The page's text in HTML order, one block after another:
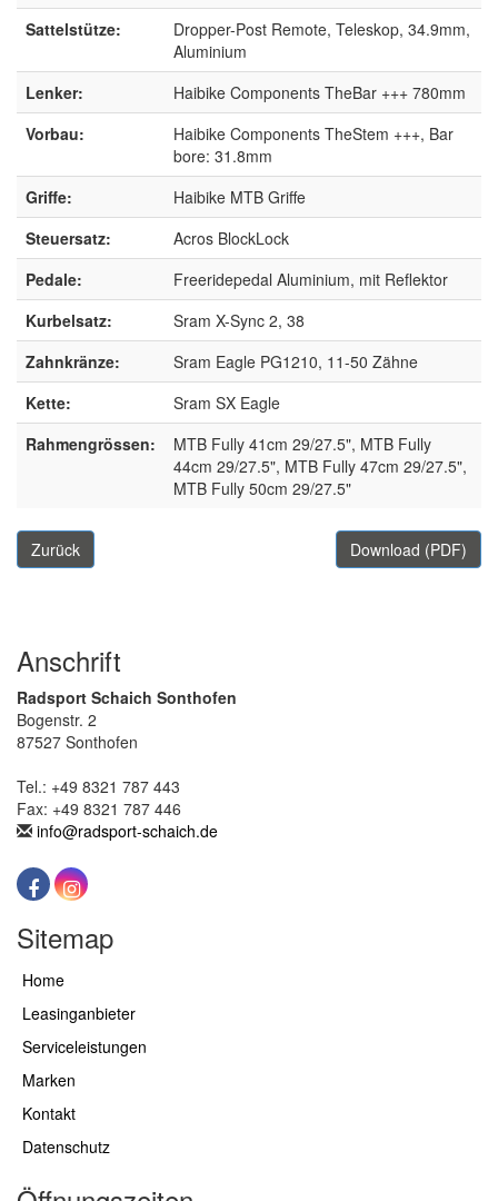
Sattelstütze:
Dropper-Post Remote, Teleskop, 34.9mm,
Aluminium
Lenker:
Haibike Components TheBar +++ 780mm
Vorbau:
Haibike Components TheStem +++, Bar
bore: 31.8mm
Griffe:
Haibike MTB Griffe
Steuersatz:
Acros BlockLock
Pedale:
Freeridepedal Aluminium, mit Reflektor
Kurbelsatz:
Sram X-Sync 2, 38
Zahnkränze:
Sram Eagle PG1210, 11-50 Zähne
Kette:
Sram SX Eagle
Rahmengrössen:
MTB Fully 41cm 29/27.5", MTB Fully
44cm 29/27.5", MTB Fully 47cm 29/27.5",
MTB Fully 50cm 29/27.5"
Zurück Download (PDF)
Anschrift
Radsport Schaich Sonthofen
Bogenstr. 2
87527 Sonthofen
Tel.: +49 8321 787 443
Fax: +49 8321 787 446
info@radsport-schaich.de
Sitemap
Home
Leasinganbieter
Serviceleistungen
Marken
Kontakt
Datenschutz